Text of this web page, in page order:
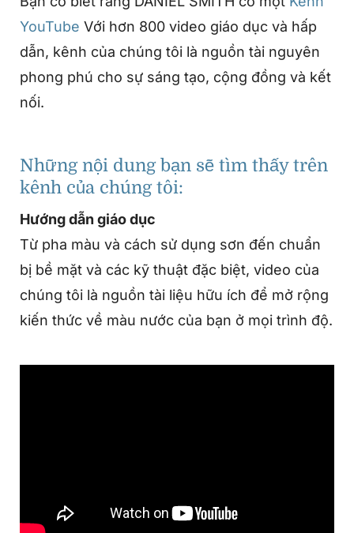
YouTube Với hơn 800 video giáo dục và hấp
dẫn, kênh của chúng tôi là nguồn tài nguyên
phong phú cho sự sáng tạo, cộng đồng và kết
nối.
Những nội dung bạn sẽ tìm thấy trên
kênh của chúng tôi:
Hướng dẫn giáo dục
Từ pha màu và cách sử dụng sơn đến chuẩn
bị bề mặt và các kỹ thuật đặc biệt, video của
chúng tôi là nguồn tài liệu hữu ích để mở rộng
kiến thức về màu nước của bạn ở mọi trình độ.